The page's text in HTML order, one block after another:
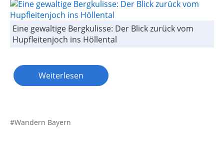
Eine gewaltige Bergkulisse: Der Blick zurück vom
Hupfleitenjoch ins Höllental
Weiterlesen
Wandern Bayern